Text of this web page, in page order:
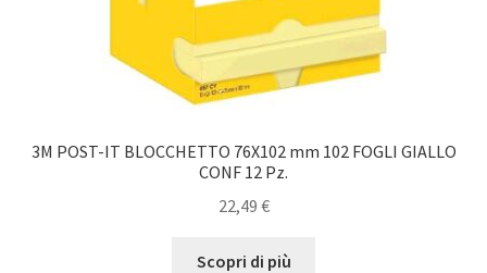
3M POST-IT BLOCCHETTO 76X102 mm 102 FOGLI GIALLO
CONF 12 Pz.
22,49 €
Scopri di più